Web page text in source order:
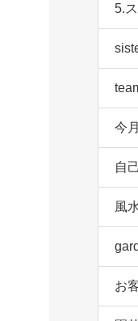
5.
今
自
風
お